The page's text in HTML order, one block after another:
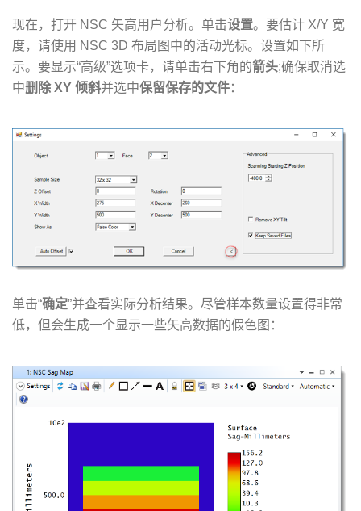
现在，打开 NSC 矢高用户分析。单击设置。要估计 X/Y 宽
度，请使用 NSC 3D 布局图中的活动光标。设置如下所
示。要显示“高级”选项卡，请单击右下角的箭头;确保取消选
中删除 XY 倾斜并选中保留保存的文件：
​单击“确定”并查看实际分析结果。尽管样本数量设置得非常
低，但会生成一个显示一些矢高数据的假色图：